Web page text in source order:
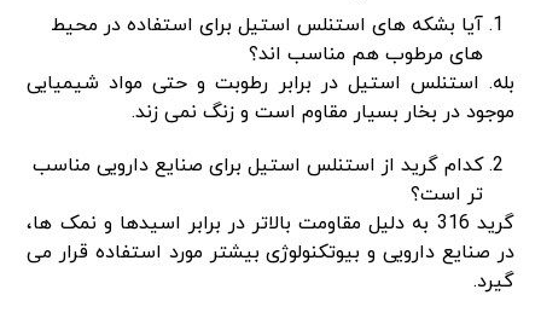
آیا بشکه های استنلس استیل برای استفاده در محیط
های مرطوب هم مناسب اند؟
بله. استنلس استیل در برابر رطوبت و حتی مواد شیمیایی
موجود در بخار بسیار مقاوم است و زنگ نمی زند.
کدام گرید از استنلس استیل برای صنایع دارویی مناسب
تر است؟
گرید 316 به دلیل مقاومت بالاتر در برابر اسیدها و نمک ها،
در صنایع دارویی و بیوتکنولوژی بیشتر مورد استفاده قرار می
گیرد.